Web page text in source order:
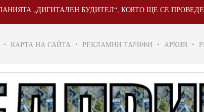
БУДИТЕЛ“, КОЯТО ЩЕ СЕ ПРОВЕДЕ ОТ 20 МАЙ
КАРТА НА САЙТА РЕКЛАМНИ ТАРИФИ АРХИВ